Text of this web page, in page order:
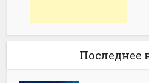
Последнее